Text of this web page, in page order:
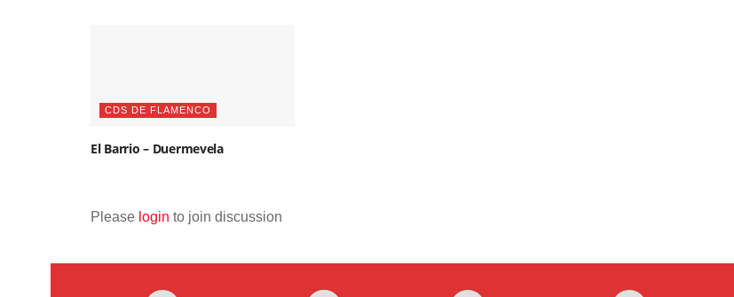
CDS DE FLAMENCO
El Barrio – Duermevela
Please login to join discussion